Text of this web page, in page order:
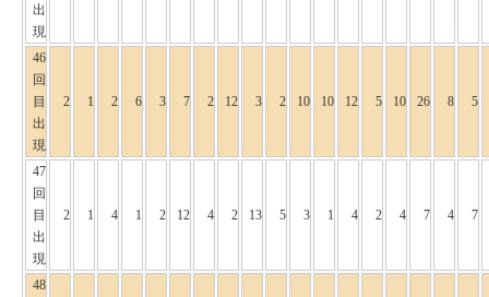
出
現
46
回
目
出
現
2 1 2 6 3 7 2 12 3 2 10 10 12 5 10 26 8 5
47
回
目
出
現
2 1 4 1 2 12 4 2 13 5 3 1 4 2 4 7 4 7
48